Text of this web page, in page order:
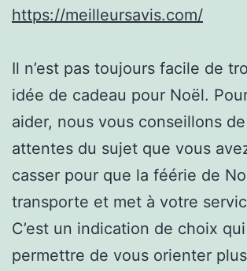
https://meilleursavis.com/
Il n’est pas toujours facile de
idée de cadeau pour Noël.
aider, nous vous conseillons
attentes du sujet que vous
casser pour que la féérie de
transporte et met à votre
C’est un indication de choix
permettre de vous orienter plus